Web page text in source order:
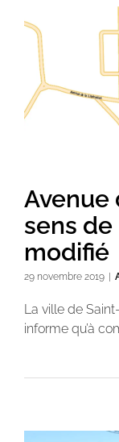
Avenue
sens
modifié
29 novembre 2019
La ville de
informe qu’à